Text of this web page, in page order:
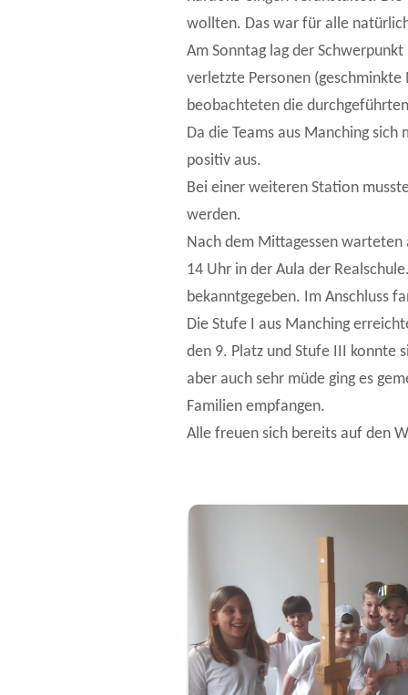
wollten. Das war für alle
Am Sonntag lag der
verletzte Personen
beobachteten die
Da die Teams aus Manching
positiv aus.
Bei einer weiteren Station
werden.
Nach dem Mittagessen warteten
14 Uhr in der Aula der
bekanntgegeben. Im Anschluss
Die Stufe I aus Manching
den 9. Platz und Stufe III konnte
aber auch sehr müde ging es
Familien empfangen.
Alle freuen sich bereits auf den